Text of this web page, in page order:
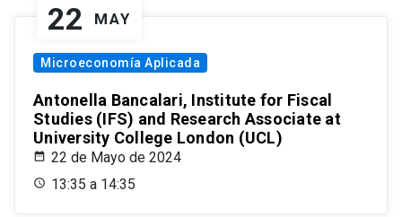
22 MAY
Microeconomía Aplicada
Antonella Bancalari, Institute for Fiscal
Studies (IFS) and Research Associate at
University College London (UCL)
22 de Mayo de 2024
13:35 a 14:35